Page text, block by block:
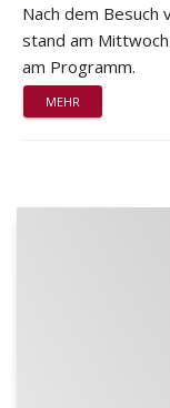
Nach dem Besuch
stand am
am Programm.
MEHR